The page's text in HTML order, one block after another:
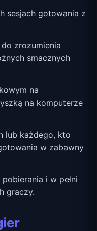
sesjach gotowania z
zrozumienia
smacznych
na
na komputerze
lub każdego, kto
w zabawny
i w pełni
graczy.